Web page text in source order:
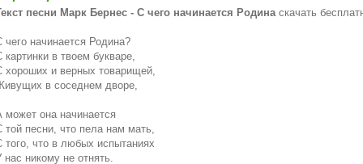
песни Марк Бернес - С чего начинается Родинаскачать
чего начинается Родина?
картинки в твоем букваре,
хороших и верных товарищей,
в соседнем дворе,
может она начинается
той песни, что пела нам мать,
того, что в любых испытаниях
нас никому не отнять.